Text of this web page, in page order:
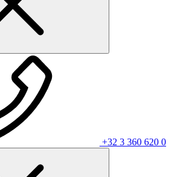
+32 3 360 620 0